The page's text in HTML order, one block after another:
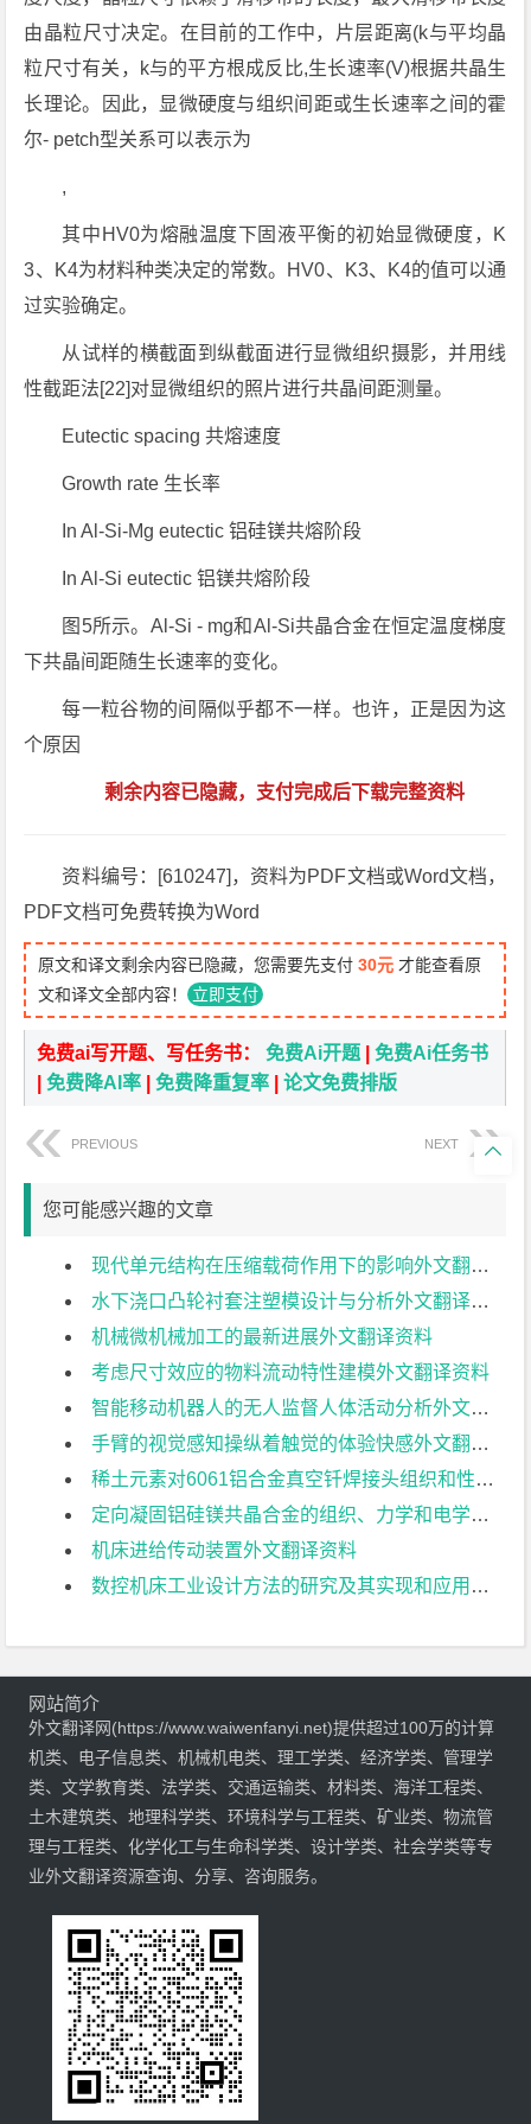
由晶粒尺寸决定。在目前的工作中，片层距离(k与平均晶
粒尺寸有关，k与的平方根成反比,生长速率(V)根据共晶生
长理论。因此，显微硬度与组织间距或生长速率之间的霍
尔- petch型关系可以表示为
,
其中HV0为熔融温度下固液平衡的初始显微硬度，K
3、K4为材料种类决定的常数。HV0、K3、K4的值可以通
过实验确定。
从试样的横截面到纵截面进行显微组织摄影，并用线
性截距法[22]对显微组织的照片进行共晶间距测量。
Eutectic spacing 共熔速度
Growth rate 生长率
In Al-Si-Mg eutectic 铝硅镁共熔阶段
In Al-Si eutectic 铝镁共熔阶段
图5所示。Al-Si - mg和Al-Si共晶合金在恒定温度梯度
下共晶间距随生长速率的变化。
每一粒谷物的间隔似乎都不一样。也许，正是因为这
个原因
剩余内容已隐藏，支付完成后下载完整资料
资料编号：[610247]，资料为PDF文档或Word文档，
PDF文档可免费转换为Word
原文和译文剩余内容已隐藏，您需要先支付30元 才能查看原
文和译文全部内容！ 立即支付
免费ai写开题、写任务书：免费Ai开题 |免费Ai任务书
|免费降AI率 |免费降重复率 |论文免费排版
PREVIOUS NEXT
您可能感兴趣的文章
现代单元结构在压缩载荷作用下的影响外文翻译资料
水下浇口凸轮衬套注塑模设计与分析外文翻译资料
机械微机械加工的最新进展外文翻译资料
考虑尺寸效应的物料流动特性建模外文翻译资料
智能移动机器人的无人监督人体活动分析外文翻译资料
手臂的视觉感知操纵着触觉的体验快感外文翻译资料
稀土元素对6061铝合金真空钎焊接头组织和性能的影响外文翻译资料
定向凝固铝硅镁共晶合金的组织、力学和电学特性研究外文翻译资料
机床进给传动装置外文翻译资料
数控机床工业设计方法的研究及其实现和应用前景外文翻译资料

网站简介
外文翻译网(https://www.waiwenfanyi.net)提供超过100万的计算
机类、电子信息类、机械机电类、理工学类、经济学类、管理学
类、文学教育类、法学类、交通运输类、材料类、海洋工程类、
土木建筑类、地理科学类、环境科学与工程类、矿业类、物流管
理与工程类、化学化工与生命科学类、设计学类、社会学类等专
业外文翻译资源查询、分享、咨询服务。